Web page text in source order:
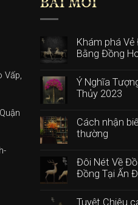
Vấp,
BÀI MỚI
Khám phá
Bằng Đồng
Ý Nghĩa
Thủy 2023
Cách nhận
thường
Đôi Nét Về
Đồng Tại Ấn
Tuyệt Chiêu